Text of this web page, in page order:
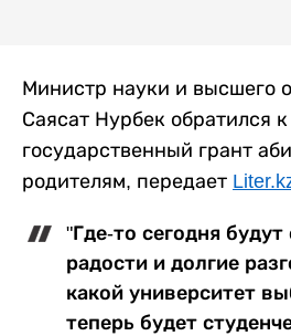
Министр науки и высшего
Саясат Нурбек обратился
государственный грант
родителям, передает
"Где-то сегодня
радости и долгие
какой университет
теперь будет